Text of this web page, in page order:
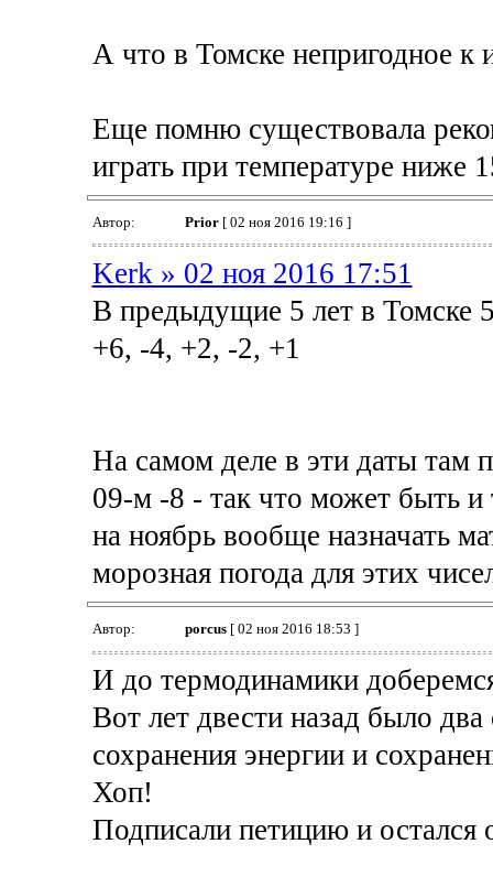
А что в Томске непригодное к
Еще помню существовала
играть при температуре ниже
Автор: Prior[ 02 ноя 2016 19:16 ]
Kerk » 02 ноя 2016 17:51
В предыдущие 5 лет в Томске
+6, -4, +2, -2, +1
На самом деле в эти даты там
09-м -8 - так что может быть и
на ноябрь вообще назначать
морозная погода для этих
Автор: porcus[ 02 ноя 2016 18:53 ]
И до термодинамики
Вот лет двести назад было
сохранения энергии и
Хоп!
Подписали петицию и остался